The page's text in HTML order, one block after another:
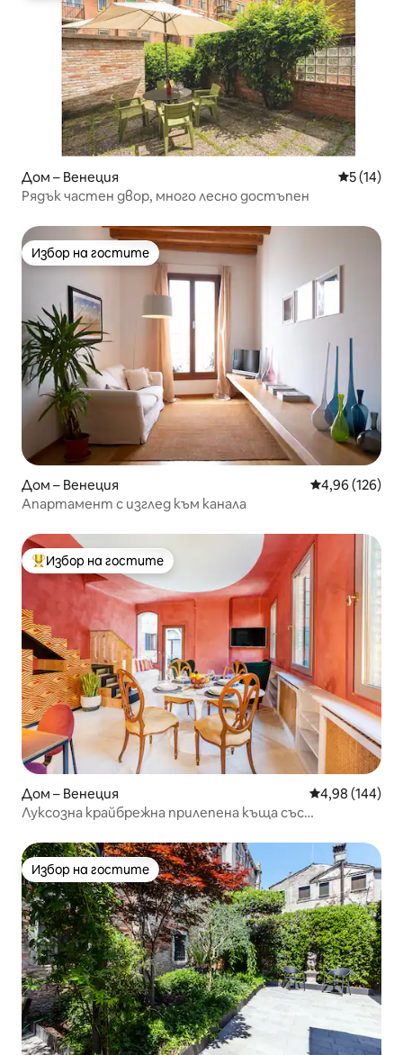
Дом – Венеция Средна
5 (14)
Рядък частен двор, много лесно достъпен
Избор на гостите
Избор на гостите
Дом – Венеция Средна
4,96 (126)
Апартамент с изглед към канала
Най-популярен избор на гостите
Избор на гостите
Дом – Венеция Средна
4,98 (144)
Луксозна крайбрежна прилепена къща със
Избор на гостите
Избор на гостите